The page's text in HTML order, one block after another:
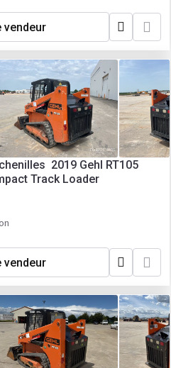
vendeur
2019 Gehl RT105
Track Loader
vendeur